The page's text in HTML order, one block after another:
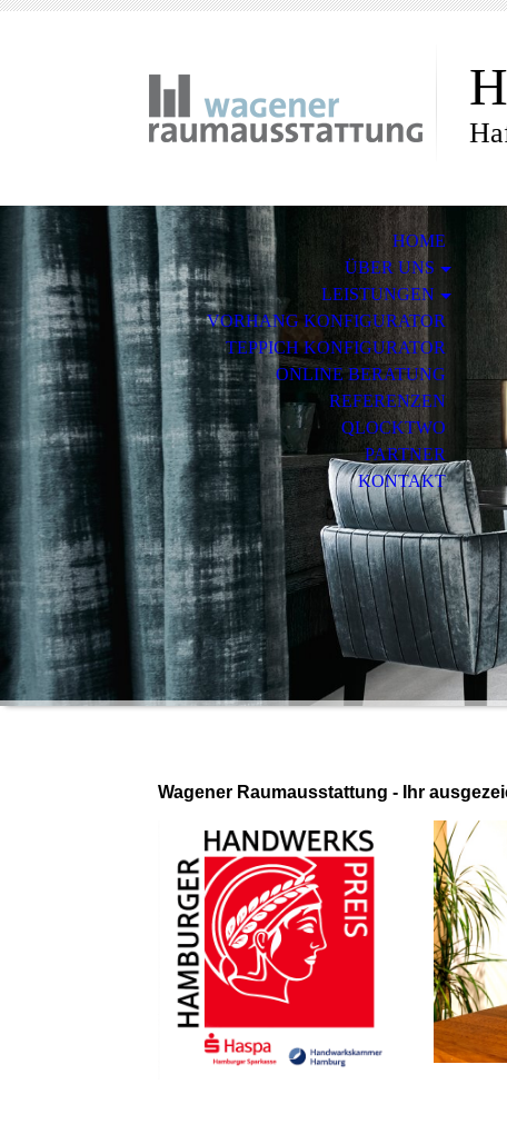
HOME
ÜBER UNS
LEISTUNGEN
VORHANG KONFIGURATOR
TEPPICH KONFIGURATOR
ONLINE BERATUNG
REFERENZEN
QLOCKTWO
PARTNER
KONTAKT
Wagener Raumausstattung - Ihr